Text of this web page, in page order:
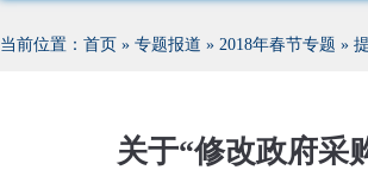
当前位置： 首页 » 专题报道 » 2018年春节专题 »
关于“修改政府采